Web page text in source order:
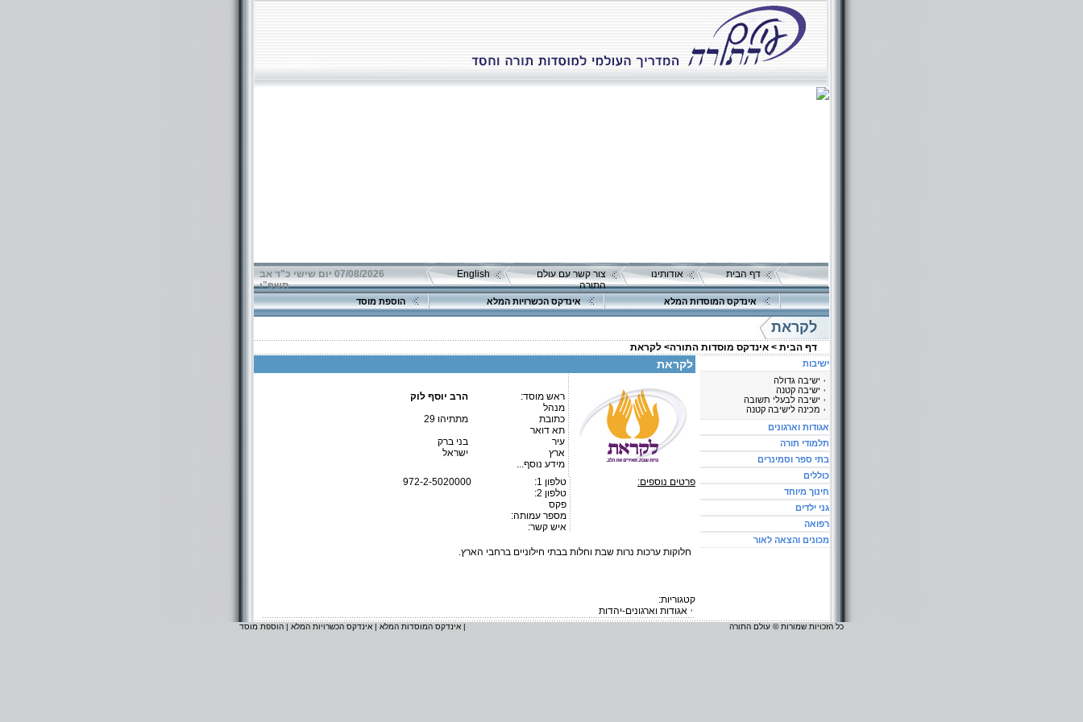
דף הבית אודותינו
צור קשר עם עולם
התורה
English
07/08/2026 יום שישי כ"ד אב
תשפ"ו
אינדקס המוסדות המלא אינדקס הכשרויות המלא הוספת מוסד
לקראת
דף הבית > אינדקס מוסדות התורה> לקראת
לקראת
ראש מוסד:
הרב יוסף לוק
מנהל
כתובת
מתתיהו 29
תא דואר
עיר
בני ברק
ארץ
ישראל
מידע נוסף...
פרטים נוספים:
טלפון 1:
טלפון 2:
פקס
מספר עמותה:
איש קשר:
972-2-5020000
חלוקות ערכות נרות שבת וחלות בבתי חילוניים ברחבי הארץ.
קטגוריות:
אגודות וארגונים-יהדות
ישיבות
ישיבה גדולה
ישיבה קטנה
ישיבה לבעלי תשובה
מכינה לישיבה קטנה
אגודות וארגונים
תלמודי תורה
בתי ספר וסמינרים
כוללים
חינוך מיוחד
גני ילדים
רפואה
מכונים והצאה לאור
כל הזכויות שמורות © עולם התורה אינדקס המוסדות המלא | אינדקס הכשרויות המלא | הוספת מוסד |